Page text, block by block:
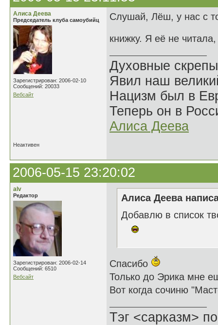
Алиса Деева
Председатель клуба самоубийц
Зарегистрирован: 2006-02-10
Сообщений: 20033
Вебсайт
Слушай, Лёш, у нас с
книжку. Я её не
Духовные
Явил наш
Нацизм был в
Теперь он в
Алиса Деева
Неактивен
2006-05-15 23:20:02
alv
Редактор
Зарегистрирован: 2006-02-14
Сообщений: 6510
Вебсайт
Алиса Деева
Добавлю в список
Спасибо
Только до Эрика мне
Вот когда сочиню
Тэг <сарказм>